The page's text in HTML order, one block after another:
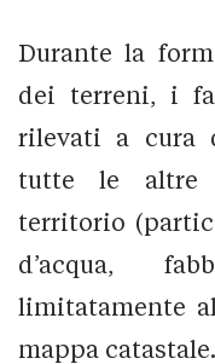
Durante la
dei terreni, i
rilevati a cura
tutte le altre
territorio
d’acqua,
limitatamente
mappa catastale.